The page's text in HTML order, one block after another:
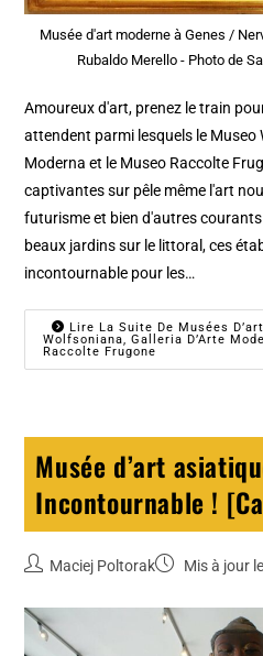
Musée d'art moderne à Genes /
Rubaldo Merello - Photo de
Amoureux d'art, prenez le train
attendent parmi lesquels le Museo
Moderna et le Museo Raccolte
captivantes sur pêle même l'art
futurisme et bien d'autres
beaux jardins sur le littoral, ces
incontournable pour les…
Lire La Suite De Musées
Wolfsoniana, Galleria D’Arte
Raccolte Frugone
Musée d’art
Incontournable !
Maciej Poltorak Mis à jour